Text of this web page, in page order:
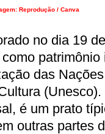
Reprodução / Canva
no dia 19
patrimônio
das
é um prato
outras partes